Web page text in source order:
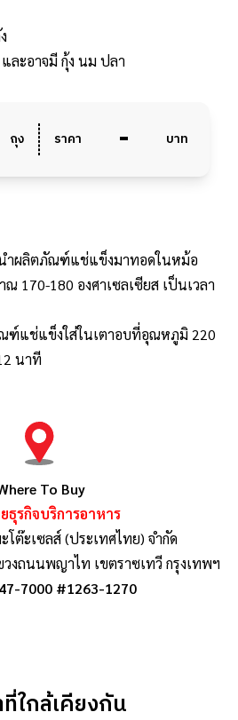
ละอาจมี กุ้ง นม ปลา
ถุง ราคา - บาท
ำผลิตภัณฑ์แช่แข็งมาทอดในหม้อ
170-180 องศาเซลเซียส เป็นเวลา
ฑ์แช่แข็งใส่ในเตาอบที่อุณหภูมิ 220
นาที
To Buy
ธุรกิจบริการอาหาร
ต๊ะเซลส์ (ประเทศไทย) จำกัด
งถนนพญาไท เขตราซเทวี กรุงเทพฯ
7000 #1263-1270
ใกล้เคียงกัน